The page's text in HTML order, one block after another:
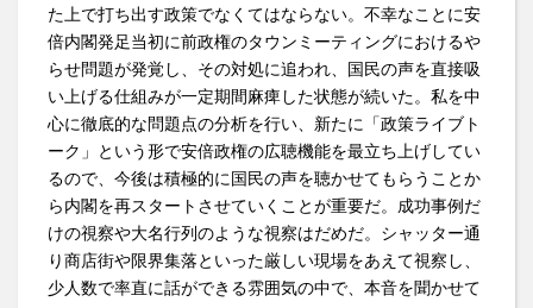
た上で打ち出す政策でなくてはならない。不幸なことに安
倍内閣発足当初に前政権のタウンミーティングにおけるや
らせ問題が発覚し、その対処に追われ、国民の声を直接吸
い上げる仕組みが一定期間麻痺した状態が続いた。私を中
心に徹底的な問題点の分析を行い、新たに「政策ライブト
ーク」という形で安倍政権の広聴機能を最立ち上げしてい
るので、今後は積極的に国民の声を聴かせてもらうことか
ら内閣を再スタートさせていくことが重要だ。成功事例だ
けの視察や大名行列のような視察はだめだ。シャッター通
り商店街や限界集落といった厳しい現場をあえて視察し、
少人数で率直に話ができる雰囲気の中で、本音を聞かせて